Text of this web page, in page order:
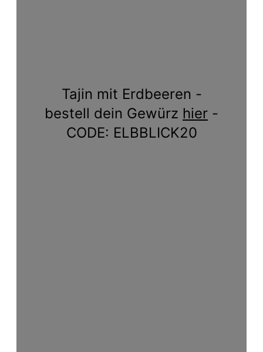
Tajin mit Erdbeeren -
bestell dein Gewürz hier -
CODE: ELBBLICK20